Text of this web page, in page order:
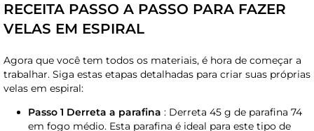
RECEITA PASSO A PASSO PARA FAZER
VELAS EM ESPIRAL
Agora que você tem todos os materiais, é hora de começar a
trabalhar. Siga estas etapas detalhadas para criar suas próprias
velas em espiral:
Passo 1 Derreta a parafina : Derreta 45 g de parafina 74
em fogo médio. Esta parafina é ideal para este tipo de